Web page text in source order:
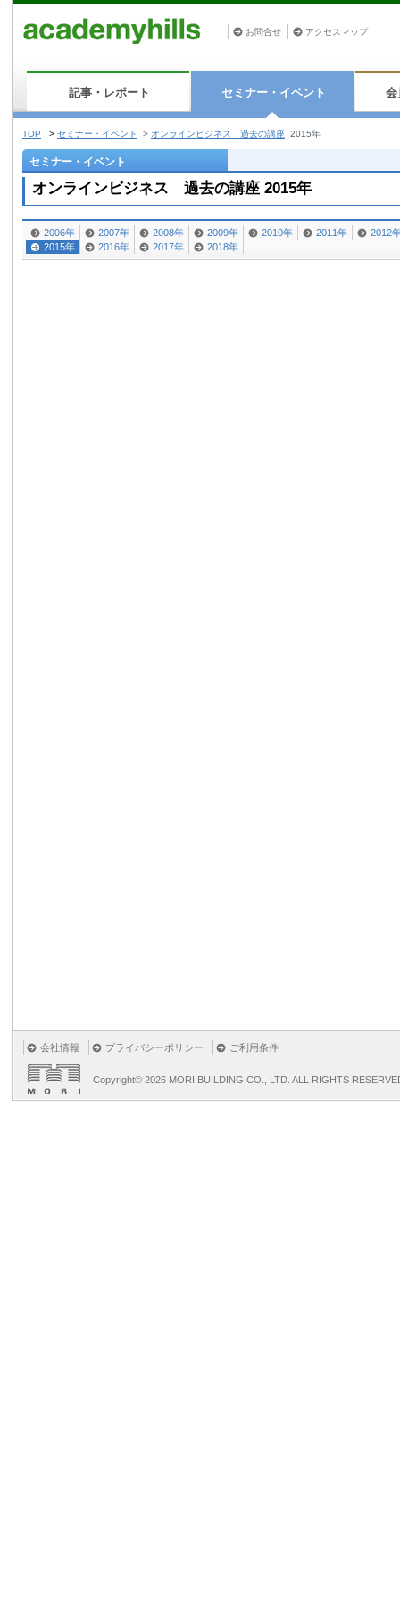
お問合せ アクセスマップ
記事・レポート セミナー・イベント 会
TOP > セミナー・イベント > オンラインビジネス 過去の講座 2015年
セミナー・イベント
オンラインビジネス 過去の講座 2015年
2006年 2007年 2008年 2009年 2010年 2011年
2012
2015年
2016年 2017年 2018年
会社情報 プライバシーポリシー ご利用条件
Copyright© 2026 MORI BUILDING CO., LTD. ALL RIGHTS